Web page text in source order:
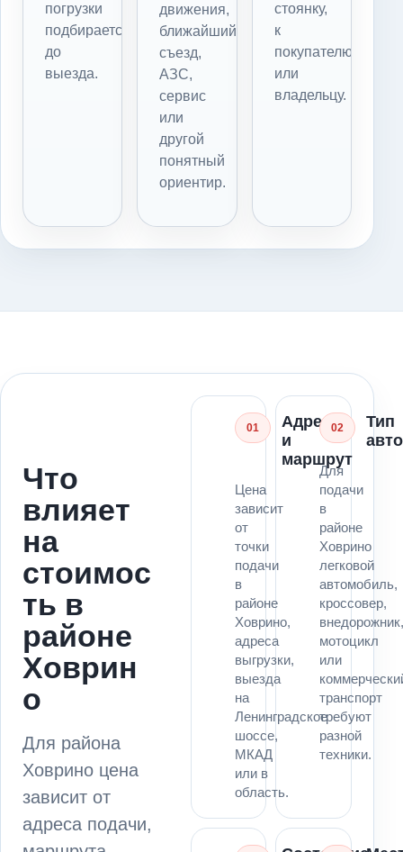
погрузки
подбирается
до
выезда.
движения,
ближайший
съезд,
АЗС,
сервис
или
другой
понятный
ориентир.
стоянку,
к
покупателю
или
владельцу.
Что
влияет
на
стоимос
ть в
районе
Ховрин
о
Для района
Ховрино цена
зависит от
адреса подачи,
01
Адрес
и
маршрут
Цена
зависит
от
точки
подачи
в
районе
Ховрино,
адреса
выгрузки,
выезда
на
Ленинградское
шоссе,
МКАД
или в
область.
02
Тип
Для
подачи
в
районе
Ховрино
легковой
автомобиль,
кроссовер,
мотоцикл
или
транспорт
требуют
разной
техники.